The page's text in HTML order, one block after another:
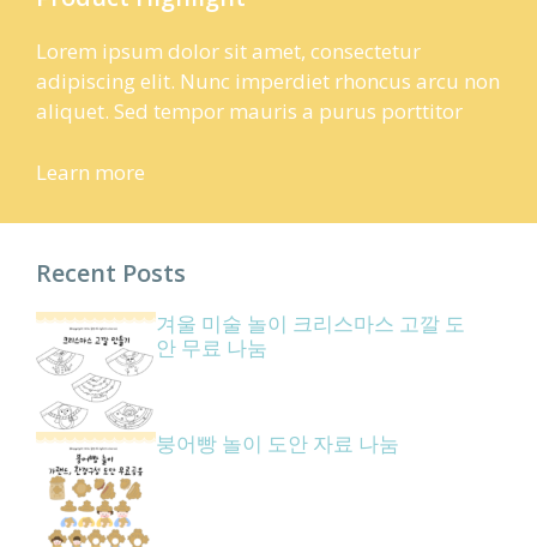
Lorem ipsum dolor sit amet, consectetur
adipiscing elit. Nunc imperdiet rhoncus arcu non
aliquet. Sed tempor mauris a purus porttitor
Learn more
Recent Posts
겨울 미술 놀이 크리스마스 고깔 도
안 무료 나눔
붕어빵 놀이 도안 자료 나눔